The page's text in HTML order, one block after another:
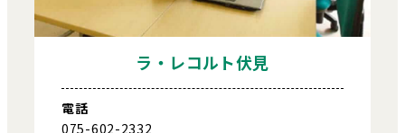
ラ・レコルト伏見
電話
075-602-2332